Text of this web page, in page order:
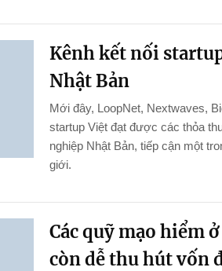
Kênh kết nối
Nhật Bản
Mới đây, LoopNet, Nextwaves,
startup Việt đạt được các thỏa
nghiệp Nhật Bản, tiếp cận một
giới.
Các quỹ mạo hiểm
còn dễ thu hút vốn